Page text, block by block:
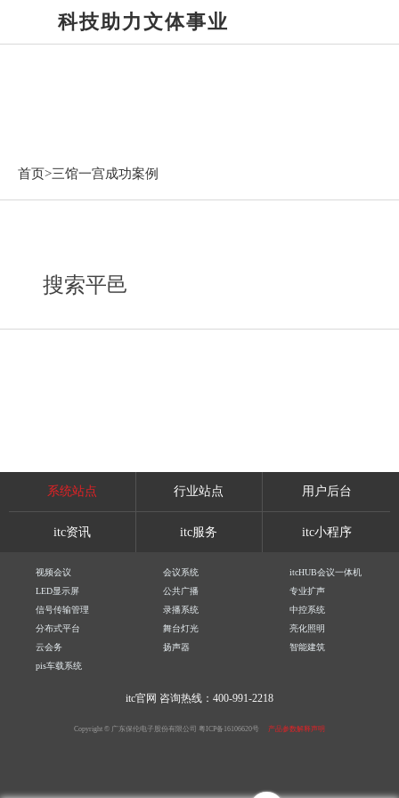
科技助力文体事业
首页>三馆一宫成功案例
搜索平邑
系统站点 行业站点 用户后台
itc资讯 itc服务 itc小程序
视频会议 会议系统
itcHUB会议一体机
LED显示屏
公共广播
专业扩声
信号传输管理
录播系统
中控系统
分布式平台
舞台灯光
亮化照明
云会务
扬声器
智能建筑
pis车载系统
itc官网 咨询热线：400-991-2218
Copyright © 广东保伦电子股份有限公司 粤ICP备16106620号 产品参数解释声明